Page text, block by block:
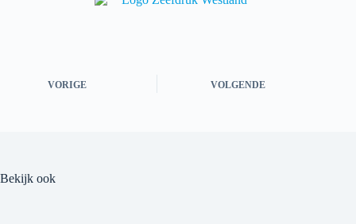
VORIGE VOLGENDE
Bekijk ook